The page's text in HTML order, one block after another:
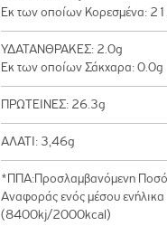
Εκ των οποίων Κορεσμένα:
ΥΔΑΤΑΝΘΡΑΚΕΣ: 2.0g
Εκ των οποίων Σάκχαρα: 0.0g
ΠΡΩΤΕΙΝΕΣ: 26.3g
ΑΛΑΤΙ: 3,46g
*ΠΠΑ:Προσλαμβανόμενη
Αναφοράς ενός μέσου ενήλικα
(8400kj/2000kcal)